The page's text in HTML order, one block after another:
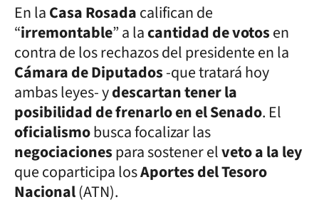
En laCasa Rosadacalifican de
“irremontable” a lacantidad de votosen
contra de los rechazos del presidente en la
Cámara de Diputados-que tratará hoy
ambas leyes- ydescartan tener la
posibilidad de frenarlo en el Senado. El
oficialismobusca focalizar las
negociacionespara sostener elveto a la ley
que coparticipa losAportes del Tesoro
Nacional(ATN).